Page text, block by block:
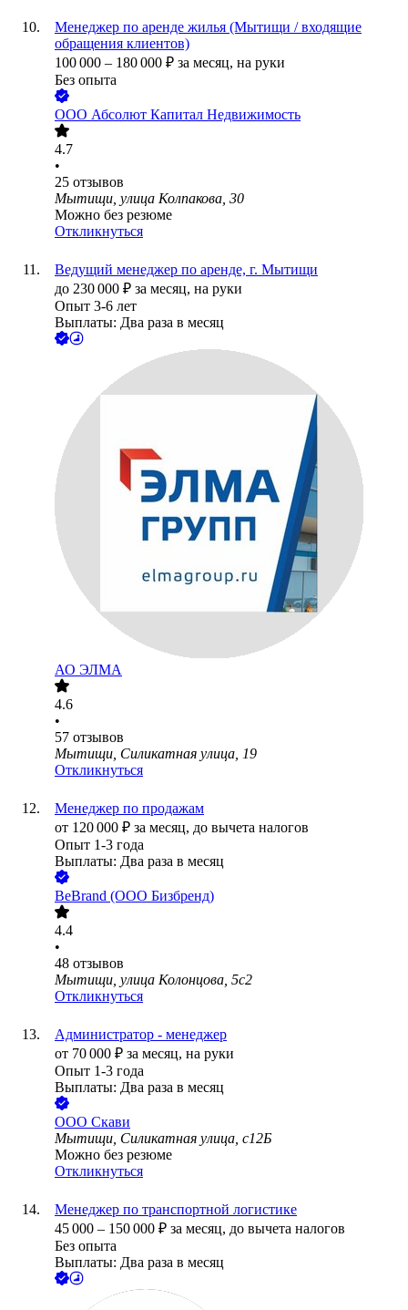
Менеджер по аренде жилья (Мытищи / входящие
обращения клиентов)
100 000 – 180 000 ₽ за месяц, на руки
Без опыта
ООО Абсолют Капитал Недвижимость
4.7
•
25 отзывов
Мытищи, улица Колпакова, 30
Можно без резюме
Откликнуться
Ведущий менеджер по аренде, г. Мытищи
до 230 000 ₽ за месяц, на руки
Опыт 3-6 лет
Выплаты: Два раза в месяц
АО ЭЛМА
4.6
•
57 отзывов
Мытищи, Силикатная улица, 19
Откликнуться
Менеджер по продажам
от 120 000 ₽ за месяц, до вычета налогов
Опыт 1-3 года
Выплаты: Два раза в месяц
BeBrand (ООО Бизбренд)
4.4
•
48 отзывов
Мытищи, улица Колонцова, 5с2
Откликнуться
Администратор - менеджер
от 70 000 ₽ за месяц, на руки
Опыт 1-3 года
Выплаты: Два раза в месяц
ООО Скави
Мытищи, Силикатная улица, с12Б
Можно без резюме
Откликнуться
Менеджер по транспортной логистике
45 000 – 150 000 ₽ за месяц, до вычета налогов
Без опыта
Выплаты: Два раза в месяц